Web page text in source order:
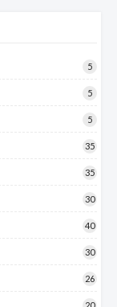
5
5
5
35
35
30
40
30
26
20